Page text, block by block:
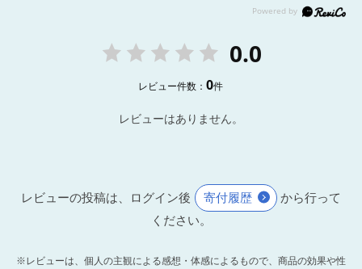
0.0
レビュー件数：0件
レビューはありません。
レビューの投稿は、ログイン後 寄付履歴
から行って
ください。
※レビューは、個人の主観による感想・体感によるもので、商品の効果や性